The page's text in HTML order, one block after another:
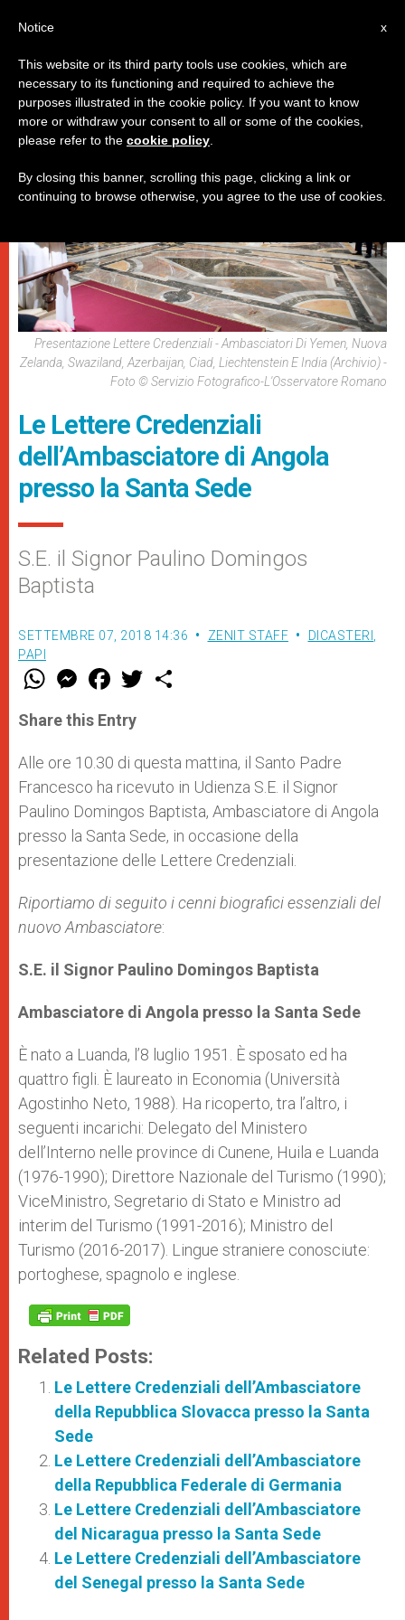
DICASTERI,PAPI
Presentazione Lettere Credenziali - Ambasciatori Di Yemen, Nuova
Zelanda, Swaziland, Azerbaijan, Ciad, Liechtenstein E India (archivio) -
Foto © Servizio Fotografico-L'Osservatore Romano
Le Lettere Credenziali
dell’Ambasciatore di Angola
presso la Santa Sede
S.E. il Signor Paulino Domingos
Baptista
SETTEMBRE 07, 2018 14:36 ZENIT STAFF DICASTERI
PAPI
W
t
s
p
p
M
e
s
e
g
e
r
F
a
e
b
o
k
w
r
Share this Entry
Alle ore 10.30 di questa mattina, il Santo Padre
Francesco ha ricevuto in Udienza S.E. il Signor
Paulino Domingos Baptista, Ambasciatore di Angola
presso la Santa Sede, in occasione della
presentazione delle Lettere Credenziali.
Riportiamo di seguito i cenni biografici essenziali del
nuovo Ambasciatore:
S.E. il Signor Paulino Domingos Baptista
Ambasciatore di Angola presso la Santa Sede
È nato a Luanda, l’8 luglio 1951. È sposato ed ha
quattro figli. È laureato in Economia (Università
Agostinho Neto, 1988). Ha ricoperto, tra l’altro, i
seguenti incarichi: Delegato del Ministero
dell’Interno nelle province di Cunene, Huila e Luanda
(1976-1990); Direttore Nazionale del Turismo (1990);
ViceMinistro, Segretario di Stato e Ministro ad
interim del Turismo (1991-2016); Ministro del
Turismo (2016-2017). Lingue straniere conosciute:
portoghese, spagnolo e inglese.
Related Posts:
Le Lettere Credenziali dell’Ambasciatore
della Repubblica Slovacca presso la Santa
Sede
Le Lettere Credenziali dell’Ambasciatore
della Repubblica Federale di Germania
Le Lettere Credenziali dell’Ambasciatore
del Nicaragua presso la Santa Sede
Le Lettere Credenziali dell’Ambasciatore
del Senegal presso la Santa Sede
x
Notice
This website or its third party tools use cookies, which are
necessary to its functioning and required to achieve the
purposes illustrated in the cookie policy. If you want to know
more or withdraw your consent to all or some of the cookies,
please refer to the cookie policy
By closing this banner, scrolling this page, clicking a link or
continuing to browse otherwise, you agree to the use of cookies.